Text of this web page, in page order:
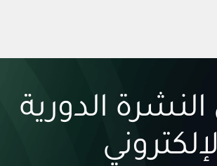
الدورية